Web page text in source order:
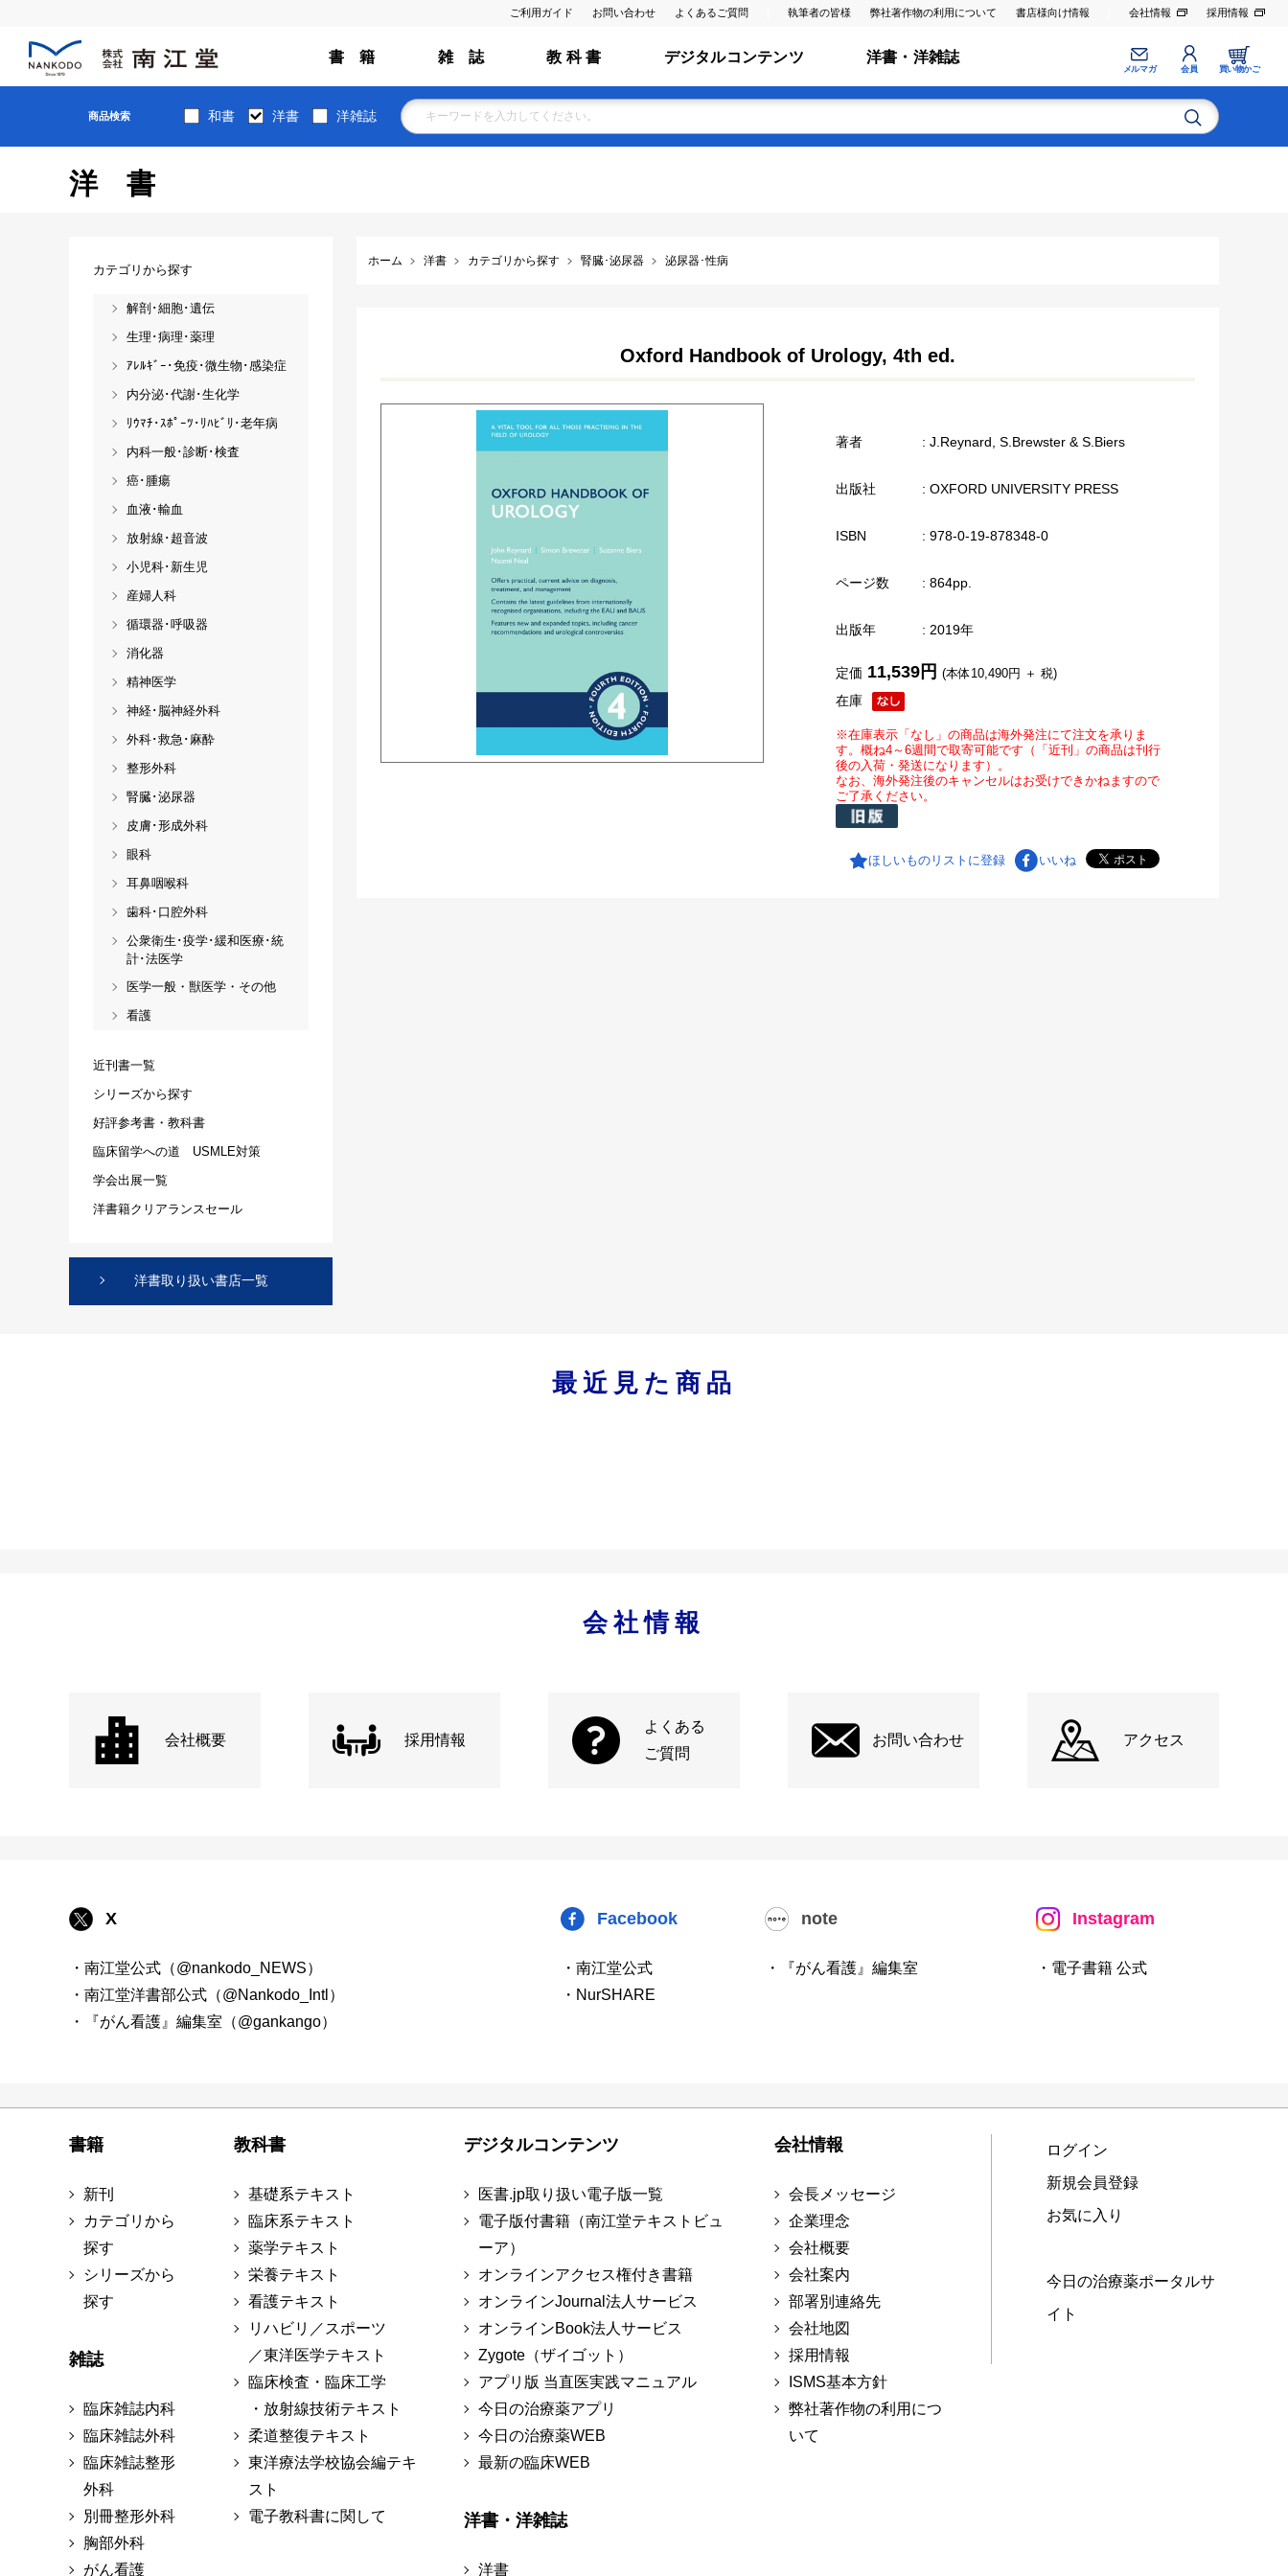
ご利用ガイド お問い合わせ よくあるご質問 執筆者の皆様 弊社著作物の利用について 書店様向け情報 会社情報 採用情報
書 籍 雑 誌 教 科 書 デジタルコンテンツ 洋書・洋雑誌
メルマガ 会員 買い物かご
商品検索 和書 洋書 洋雑誌
洋書
ホーム 洋書 カテゴリから探す 腎臓･泌尿器 泌尿器･性病
Oxford Handbook of Urology, 4th ed.
著者 : J.Reynard, S.Brewster & S.Biers
出版社 : OXFORD UNIVERSITY PRESS
ISBN : 978-0-19-878348-0
ページ数 : 864pp.
出版年 : 2019年
在庫
定価 11,539円 (本体10,490円 ＋ 税)
※在庫表示「なし」の商品は海外発注にて注文を承りま
す。概ね4～6週間で取寄可能です（「近刊」の商品は刊行
後の入荷・発送になります）。
なお、海外発注後のキャンセルはお受けできかねますので
ご了承ください。
ほしいものリストに登録 いいね
カテゴリから探す
解剖･細胞･遺伝
生理･病理･薬理
ｱﾚﾙｷﾞｰ･免疫･微生物･感染症
内分泌･代謝･生化学
ﾘｳﾏﾁ･ｽﾎﾟｰﾂ･ﾘﾊﾋﾞﾘ･老年病
内科一般･診断･検査
癌･腫瘍
血液･輸血
放射線･超音波
小児科･新生児
産婦人科
循環器･呼吸器
消化器
精神医学
神経･脳神経外科
外科･救急･麻酔
整形外科
腎臓･泌尿器
皮膚･形成外科
眼科
耳鼻咽喉科
歯科･口腔外科
公衆衛生･疫学･緩和医療･統
計･法医学
医学一般・獣医学・その他
看護
近刊書一覧
シリーズから探す
好評参考書・教科書
臨床留学への道 USMLE対策
学会出展一覧
洋書籍クリアランスセール
洋書取り扱い書店一覧
最近見た商品
会社情報
会社概要 採用情報
よくある
ご質問
お問い合わせ アクセス
X
・南江堂公式（@nankodo_NEWS）
・南江堂洋書部公式（@Nankodo_Intl）
・『がん看護』編集室（@gankango）
Facebook
・南江堂公式
・NurSHARE
note
・『がん看護』編集室
Instagram
・電子書籍 公式
書籍
新刊
カテゴリから
探す
シリーズから
探す
雑誌
臨床雑誌内科
臨床雑誌外科
臨床雑誌整形
外科
別冊整形外科
胸部外科
がん看護
教科書
基礎系テキスト
臨床系テキスト
薬学テキスト
栄養テキスト
看護テキスト
リハビリ／スポーツ
／東洋医学テキスト
臨床検査・臨床工学
・放射線技術テキスト
柔道整復テキスト
東洋療法学校協会編テキ
スト
電子教科書に関して
デジタルコンテンツ
医書.jp取り扱い電子版一覧
電子版付書籍（南江堂テキストビュ
ーア）
オンラインアクセス権付き書籍
オンラインJournal法人サービス
オンラインBook法人サービス
Zygote（ザイゴット）
アプリ版 当直医実践マニュアル
今日の治療薬アプリ
今日の治療薬WEB
最新の臨床WEB
洋書・洋雑誌
洋書
会社情報
会長メッセージ
企業理念
会社概要
会社案内
部署別連絡先
会社地図
採用情報
ISMS基本方針
弊社著作物の利用につ
いて
ログイン
新規会員登録
お気に入り
今日の治療薬ポータルサ
イト